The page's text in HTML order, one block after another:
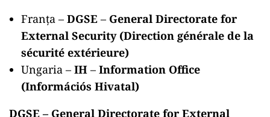
Franţa – DGSE – General Directorate for
External Security (Direction générale de la
sécurité extérieure)
Ungaria – IH – Information Office
(Információs Hivatal)
DGSE – General Directorate for External